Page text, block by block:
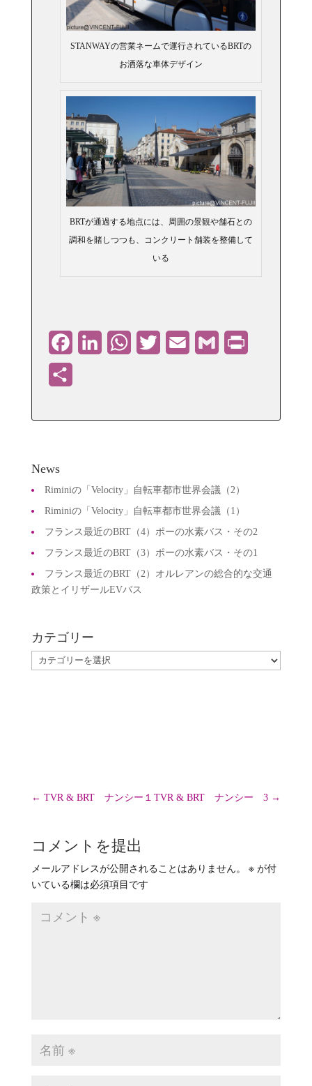
STANWAYの営業ネームで運行されているBRTの
お洒落な車体デザイン
BRTが通過する地点には、周囲の景観や舗石との
調和を賭しつつも、コンクリート舗装を整備して
いる
FacebookLinkedInWhatsApp
Twitter Email Gmail
News
Riminiの「Velocity」自転車都市世界会議（2）
Riminiの「Velocity」自転車都市世界会議（1）
フランス最近のBRT（4）ポーの水素バス・その2
フランス最近のBRT（3）ポーの水素バス・その1
フランス最近のBRT（2）オルレアンの総合的な交通
政策とイリザールEVバス
カテゴリー
カ
← TVR & BRT ナンシー１ TVR & BRT ナンシー 3 →
コメントを提出
メールアドレスが公開されることはありません。 ※が付
いている欄は必須項目です